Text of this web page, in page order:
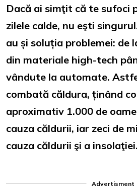
Dacă ai simţit că te sufoci
zilele calde, nu eşti
au și soluția problemei: de
din materiale high-tech
vândute la automate.
combată căldura, ținând
aproximativ 1.000 de
cauza căldurii, iar zeci de
cauza căldurii şi a insolaţiei.
Advertisment